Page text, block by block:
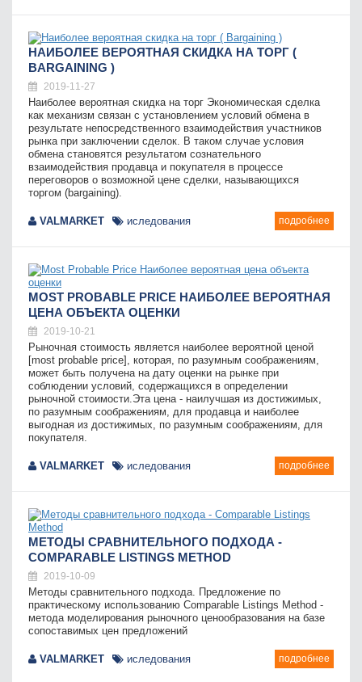
НАИБОЛЕЕ ВЕРОЯТНАЯ СКИДКА НА ТОРГ (
BARGAINING )
2019-11-27
Наиболее вероятная скидка на торг Экономическая сделка
как механизм связан с установлением условий обмена в
результате непосредственного взаимодействия участников
рынка при заключении сделок. В таком случае условия
обмена становятся результатом сознательного
взаимодействия продавца и покупателя в процессе
переговоров о возможной цене сделки, называющихся
торгом (bargaining).
VALMARKET иследования подробнее
MOST PROBABLE PRICE НАИБОЛЕЕ ВЕРОЯТНАЯ
ЦЕНА ОБЪЕКТА ОЦЕНКИ
2019-10-21
Рыночная стоимость является наиболее вероятной ценой
[most probable price], которая, по разумным соображениям,
может быть получена на дату оценки на рынке при
соблюдении условий, содержащихся в определении
рыночной стоимости.Эта цена - наилучшая из достижимых,
по разумным соображениям, для продавца и наиболее
выгодная из достижимых, по разумным соображениям, для
покупателя.
VALMARKET иследования подробнее
МЕТОДЫ СРАВНИТЕЛЬНОГО ПОДХОДА -
СOMPARABLE LISTINGS METHOD
2019-10-09
Методы сравнительного подхода. Предложение по
практическому использованию Сomparable Listings Method -
метода моделирования рыночного ценообразования на базе
сопоставимых цен предложений
VALMARKET иследования подробнее